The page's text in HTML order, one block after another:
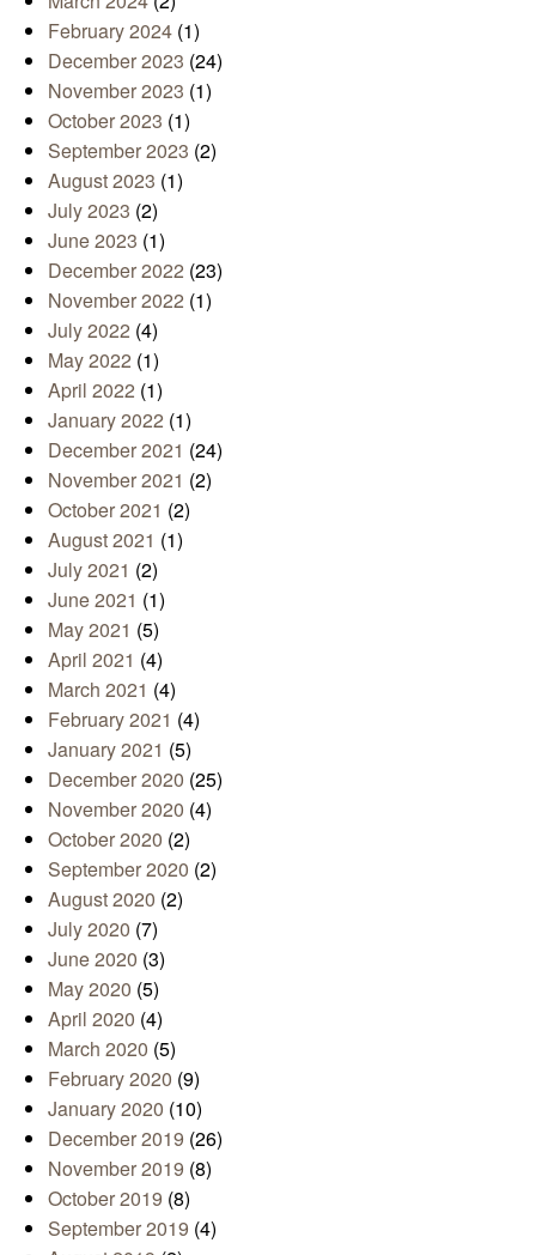
February 2024 (1)
December 2023 (24)
November 2023 (1)
October 2023 (1)
September 2023 (2)
August 2023 (1)
July 2023 (2)
June 2023 (1)
December 2022 (23)
November 2022 (1)
July 2022 (4)
May 2022 (1)
April 2022 (1)
January 2022 (1)
December 2021 (24)
November 2021 (2)
October 2021 (2)
August 2021 (1)
July 2021 (2)
June 2021 (1)
May 2021 (5)
April 2021 (4)
March 2021 (4)
February 2021 (4)
January 2021 (5)
December 2020 (25)
November 2020 (4)
October 2020 (2)
September 2020 (2)
August 2020 (2)
July 2020 (7)
June 2020 (3)
May 2020 (5)
April 2020 (4)
March 2020 (5)
February 2020 (9)
January 2020 (10)
December 2019 (26)
November 2019 (8)
October 2019 (8)
September 2019 (4)